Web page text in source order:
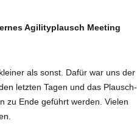
Agilityplausch Meeting
als sonst. Dafür war uns der
letzten Tagen und das Plausch-
zu Ende geführt werden. Vielen